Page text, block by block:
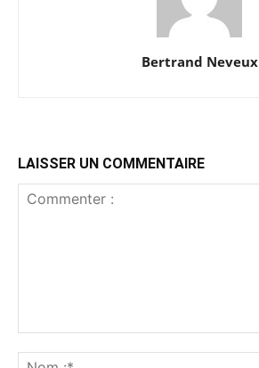
Bertrand Neveux
LAISSER UN COMMENTAIRE